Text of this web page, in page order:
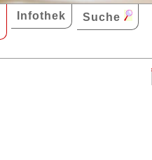
Infothek Suche